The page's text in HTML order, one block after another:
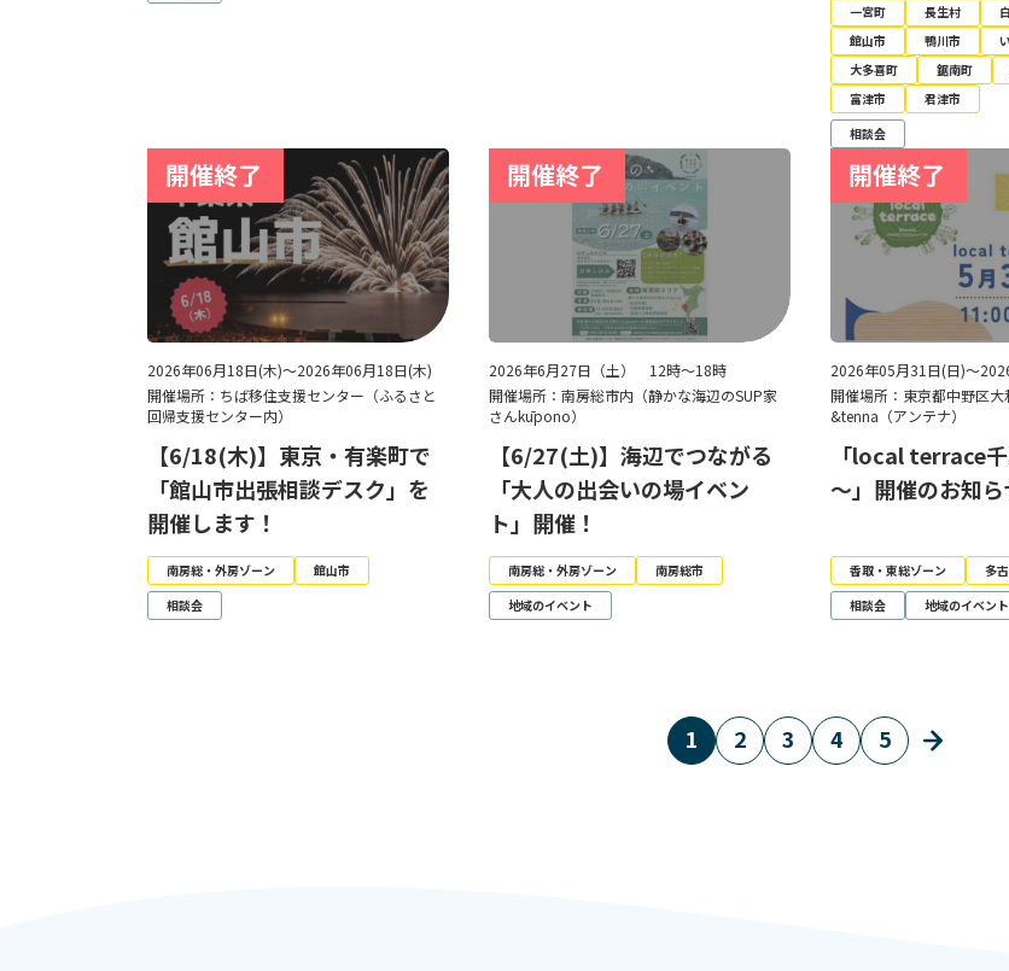
一宮町
長生村
館山市
鴨川市
大多喜町
鋸南町
富津市
君津市
相談会
2026年06月18日(木)～2026年06月18日(木)
開催場所：ちば移住支援センター（ふるさと
回帰支援センター内）
【6/18(木)】東京・有楽町で
「館山市出張相談デスク」を
開催します！
南房総・外房ゾーン
館山市
相談会
2026年6月27日（土） 12時～18時
開催場所：南房総市内（静かな海辺のSUP家
さんkūpono）
【6/27(土)】海辺でつながる
「大人の出会いの場イベン
ト」開催！
南房総・外房ゾーン
南房総市
地域のイベント
2026年05月31日(日)～
開催場所：東京都中野区
&tenna（アンテナ）
「local terrace
～」開催のお知ら
香取・東総ゾーン
多
相談会
地域のイベント
1 2 3 4 5